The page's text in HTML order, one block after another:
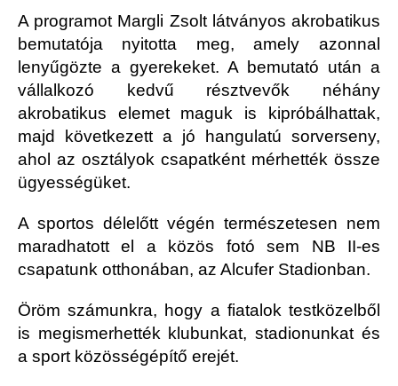
A programot Margli Zsolt látványos akrobatikus
bemutatója nyitotta meg, amely azonnal
lenyűgözte a gyerekeket. A bemutató után a
vállalkozó kedvű résztvevők néhány
akrobatikus elemet maguk is kipróbálhattak,
majd következett a jó hangulatú sorverseny,
ahol az osztályok csapatként mérhették össze
ügyességüket.
A sportos délelőtt végén természetesen nem
maradhatott el a közös fotó sem NB II-es
csapatunk otthonában, az Alcufer Stadionban.
Öröm számunkra, hogy a fiatalok testközelből
is megismerhették klubunkat, stadionunkat és
a sport közösségépítő erejét.